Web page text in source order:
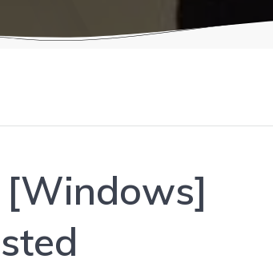
[Windows]